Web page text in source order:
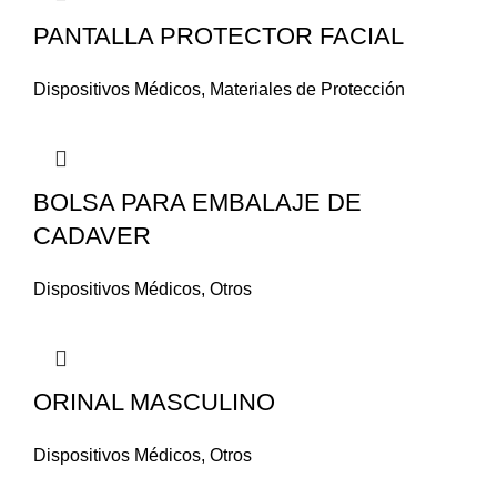
PANTALLA PROTECTOR FACIAL
Dispositivos Médicos, Materiales de Protección
BOLSA PARA EMBALAJE DE
CADAVER
Dispositivos Médicos, Otros
ORINAL MASCULINO
Dispositivos Médicos, Otros